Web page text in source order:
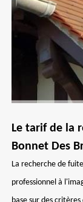
Le tarif de la
Bonnet Des
La recherche de
professionnel à